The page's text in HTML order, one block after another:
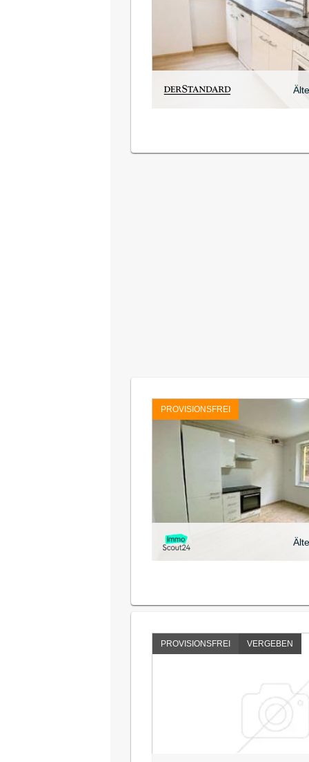
PROVISIONSFREI
PROVISIONSFREI VERGEBEN